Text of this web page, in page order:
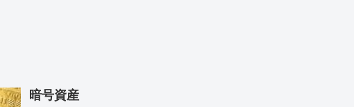
暗号資産